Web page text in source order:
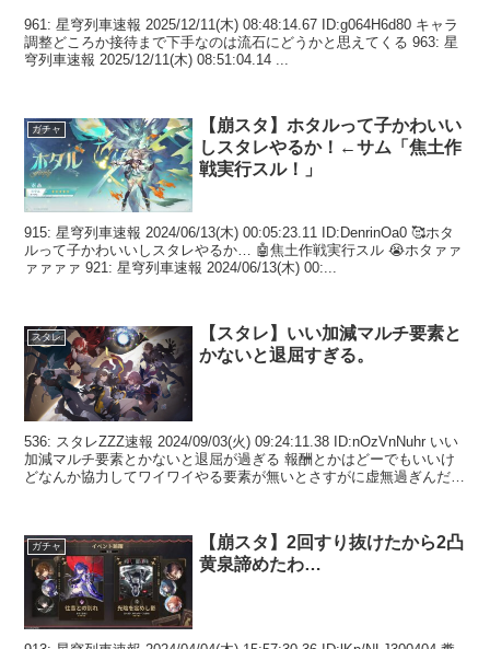
961: 星穹列車速報 2025/12/11(木) 08:48:14.67 ID:g064H6d80 キャラ
調整どころか接待まで下手なのは流石にどうかと思えてくる 963: 星
穹列車速報 2025/12/11(木) 08:51:04.14 ...
ガチャ
【崩スタ】ホタルって子かわいい
しスタレやるか！←サム「焦土作
戦実行スル！」
915: 星穹列車速報 2024/06/13(木) 00:05:23.11 ID:DenrinOa0 🥰ホタ
ルって子かわいいしスタレやるか… 🤖焦土作戦実行スル 😭ホタァァ
ァァァァ 921: 星穹列車速報 2024/06/13(木) 00:...
スタレ
【スタレ】いい加減マルチ要素と
かないと退屈すぎる。
536: スタレZZZ速報 2024/09/03(火) 09:24:11.38 ID:nOzVnNuhr いい
加減マルチ要素とかないと退屈が過ぎる 報酬とかはどーでもいいけ
どなんか協力してワイワイやる要素が無いとさすがに虚無過ぎんだろ
ガチャ
【崩スタ】2回すり抜けたから2凸
黄泉諦めたわ…